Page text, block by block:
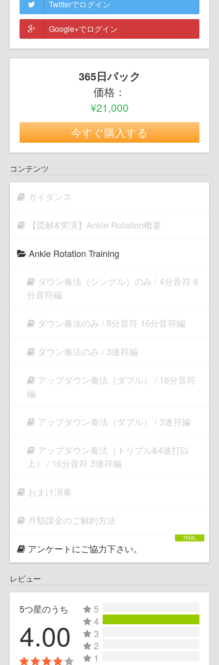
Twitterでログイン
Google+でログイン
365日パック
価格：
¥21,000
今すぐ購入する
コンテンツ
ガイダンス
【図解&実演】Ankle Rotation概要
Ankle Rotation Training
ダウン奏法（シングル）のみ / 4分音符 8
分音符編
ダウン奏法のみ / 8分音符 16分音符編
ダウン奏法のみ / 3連符編
アップダウン奏法（ダブル） / 16分音符
編
アップダウン奏法（ダブル） / 3連符編
アップダウン奏法（トリプル&4連打以
上） / 16分音符 3連符編
おまけ演奏
月額課金のご解約方法
アンケートにご協力下さい。
レビュー
5つ星のうち
4.00
5
4
3
2
1